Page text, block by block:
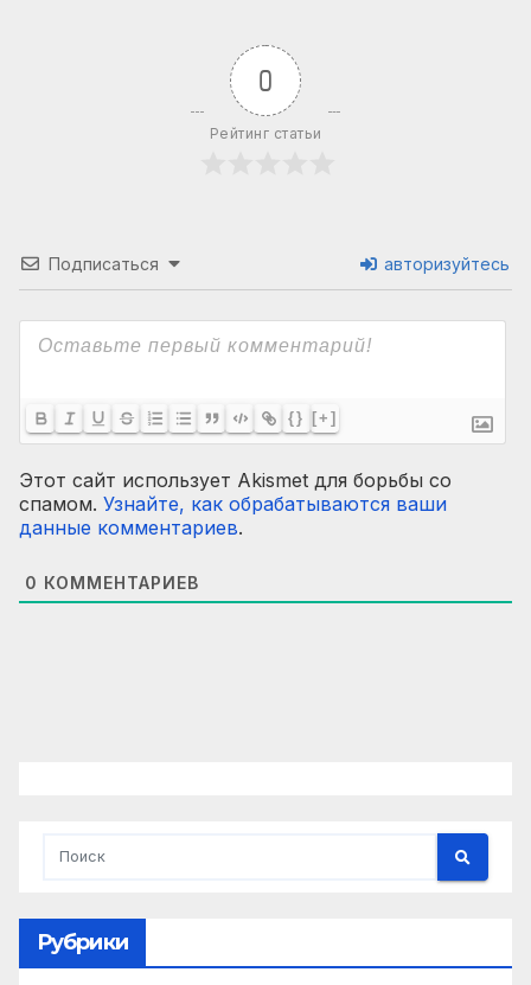
0
Рейтинг статьи
Подписаться авторизуйтесь
{} [+]
Этот сайт использует Akismet для борьбы со
спамом. Узнайте, как обрабатываются ваши
данные комментариев.
0 КОММЕНТАРИЕВ
Рубрики